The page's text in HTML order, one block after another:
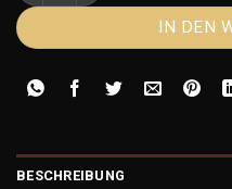
IN DEN
BESCHREIBUNG